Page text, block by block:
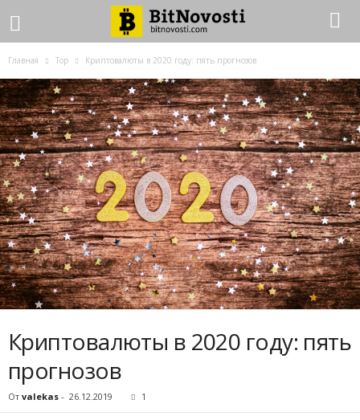
Главная Top Криптовалюты в 2020 году: пять прогнозов
Криптовалюты в 2020 году: пять
прогнозов
От valekas - 26.12.2019 1